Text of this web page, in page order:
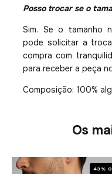
Posso trocar se o
Sim. Se o tamanho
pode solicitar a
compra com
para receber a peça
Composição: 100%
Os
43%